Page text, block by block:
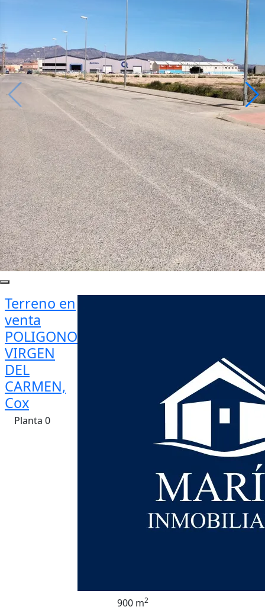
Terreno en
venta
POLIGONO
VIRGEN
DEL
CARMEN,
Cox
Planta 0
900 m2